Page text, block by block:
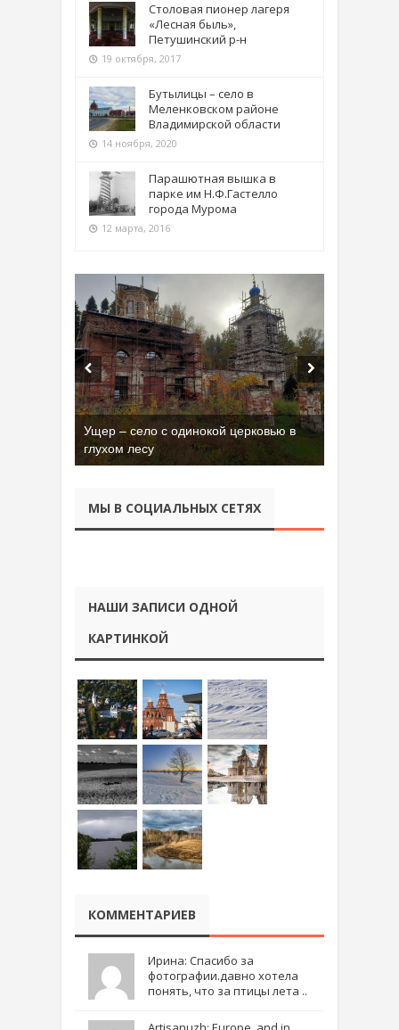
Столовая пионер лагеря
«Лесная быль»,
Петушинский р-н
19 октября, 2017
Бутылицы – село в
Меленковском районе
Владимирской области
14 ноября, 2020
Парашютная вышка в
парке им Н.Ф.Гастелло
города Мурома
12 марта, 2016
Ущер – село с одинокой церковью в
глухом лесу
МЫ В СОЦИАЛЬНЫХ СЕТЯХ
НАШИ ЗАПИСИ ОДНОЙ
КАРТИНКОЙ
КОММЕНТАРИЕВ
Ирина: Спасибо за
фотографии.давно хотела
понять, что за птицы лета ..